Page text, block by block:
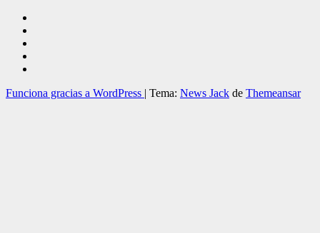
Funciona gracias a WordPress | Tema: News Jack de Themeansar